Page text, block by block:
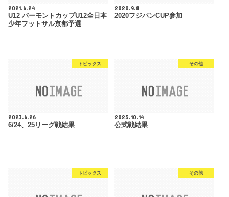
2021.6.24
U12 バーモントカップU12全日本
少年フットサル京都予選
2020.9.8
2020フジパンCUP参加
トピックス
2023.6.26
6/24、25リーグ戦結果
その他
2025.10.14
公式戦結果
トピックス その他